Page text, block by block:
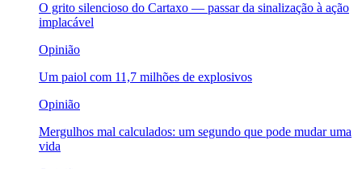
O grito silencioso do Cartaxo — passar da sinalização à ação
implacável
Opinião
Um paiol com 11,7 milhões de explosivos
Opinião
Mergulhos mal calculados: um segundo que pode mudar uma
vida